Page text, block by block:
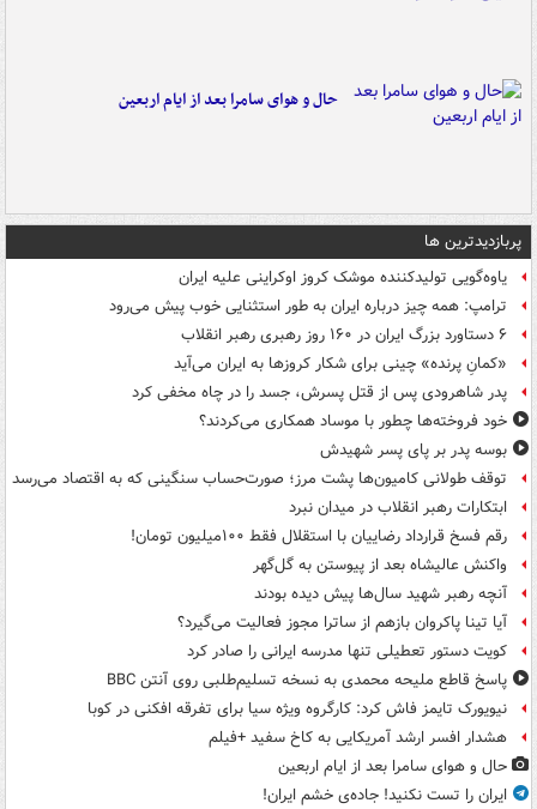
حال و هوای سامرا بعد از ایام اربعین
پربازدیدترین ها
یاوه‌گویی تولیدکننده موشک کروز اوکراینی علیه ایران
ترامپ: همه چیز درباره ایران به طور استثنایی خوب پیش می‌رود
۶ دستاورد بزرگ ایران در ۱۶۰ روز رهبری رهبر انقلاب
«کمانِ پرنده» چینی برای شکار کروزها به ایران می‌آید
پدر شاهرودی پس از قتل پسرش، جسد را در چاه مخفی کرد
خود فروخته‌ها چطور با موساد همکاری می‌کردند؟
بوسه‌ پدر بر پای پسر شهیدش
توقف طولانی کامیون‌ها پشت مرز؛ صورت‌حساب سنگینی که به اقتصاد می‌رسد
ابتکارات رهبر انقلاب در میدان نبرد
رقم فسخ قرارداد رضاییان با استقلال فقط ۱۰۰میلیون تومان!
واکنش عالیشاه بعد از پیوستن به گل‌گهر
آنچه رهبر شهید سال‌ها پیش دیده بودند
آیا تینا پاکروان بازهم از ساترا مجوز فعالیت می‌گیرد؟
کویت دستور تعطیلی تنها مدرسه ایرانی را صادر کرد
پاسخ قاطع ملیحه محمدی به نسخه تسلیم‌طلبی روی آنتن BBC
نیویورک تایمز فاش کرد: کارگروه ویژه سیا برای تفرقه افکنی در کوبا
هشدار افسر ارشد آمریکایی به کاخ سفید +فیلم
حال و هوای سامرا بعد از ایام اربعین
ایران را تست نکنید! جاده‌ی خشم ایران!